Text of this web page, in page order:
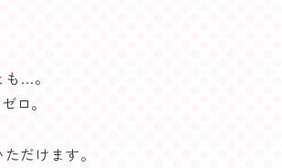
…。
ロ。
だけます。